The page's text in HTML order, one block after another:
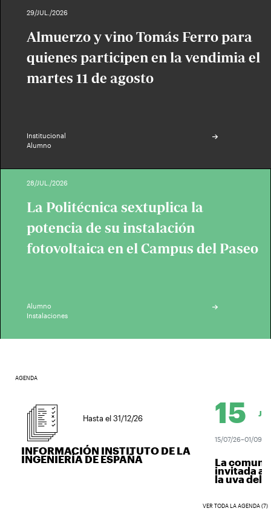
29/JUL./2026
Almuerzo y vino Tomás Ferro para
quienes participen en la vendimia el
martes 11 de agosto
Institucional
Alumno
28/JUL./2026
La Politécnica sextuplica la
potencia de su instalación
fotovoltaica en el Campus del Paseo
Alumno
Instalaciones
AGENDA
Hasta el 31/12/26
INFORMACIÓN INSTITUTO DE LA
INGENIERÍA DE ESPAÑA
15 JUL.
15/07/26–01/09/26
La
invitada a
la uva del
VER TODA LA AGENDA (7)